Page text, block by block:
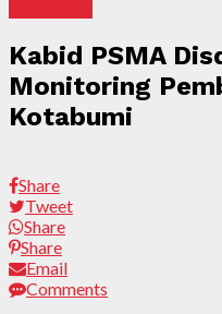
Kabid PSMA
Monitoring
Kotabumi
Share
Tweet
Share
Share
Email
Comments